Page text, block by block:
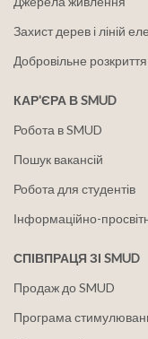
Захист дерев і ліній
Добровільне
КАР'ЄРА В SMUD
Робота в SMUD
Пошук вакансій
Робота для студентів
Інформаційно-
СПІВПРАЦЯ ЗІ SMUD
Продаж до SMUD
Програма